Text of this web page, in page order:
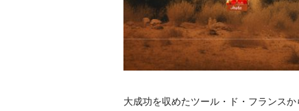
大成功を収めたツール・ド・フランス